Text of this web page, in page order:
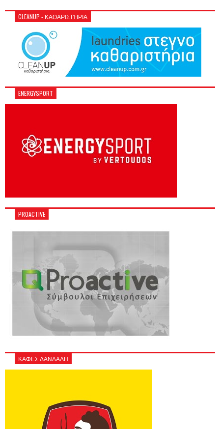
CLEANUP - ΚΑΘΑΡΙΣΤΉΡΙΑ
ENERGYSPORT
PROACTIVE
ΚΑΦΕΣ ΔΑΝΔΑΛΗ